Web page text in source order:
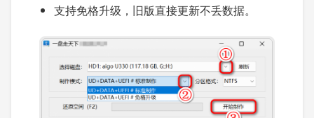
支持免格升级，旧版直接更新不丢数据。